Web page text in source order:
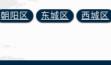
朝阳区 东城区 西城区